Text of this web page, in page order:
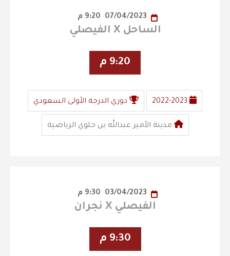
الساحل X الفيصلي
9:20 م
2022-2023 دوري الدرجة الأولى السعودي
مدينة الأمير عبدالله بن جلوي الرياضية
الفيصلي X نجران
9:30 م